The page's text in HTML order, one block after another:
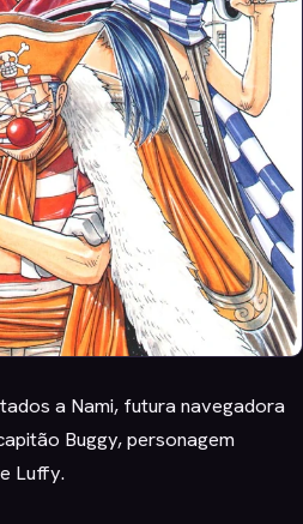
a Nami, futura navegadora
Buggy, personagem
Luffy.